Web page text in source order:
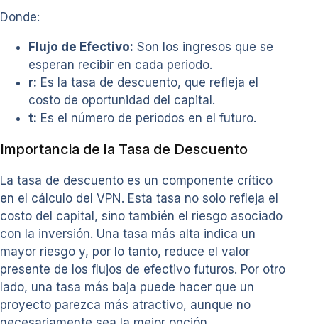
Donde:
Flujo de Efectivo: Son los ingresos que se
esperan recibir en cada periodo.
r: Es la tasa de descuento, que refleja el
costo de oportunidad del capital.
t: Es el número de periodos en el futuro.
Importancia de la Tasa de Descuento
La tasa de descuento es un componente crítico
en el cálculo del VPN. Esta tasa no solo refleja el
costo del capital, sino también el riesgo asociado
con la inversión. Una tasa más alta indica un
mayor riesgo y, por lo tanto, reduce el valor
presente de los flujos de efectivo futuros. Por otro
lado, una tasa más baja puede hacer que un
proyecto parezca más atractivo, aunque no